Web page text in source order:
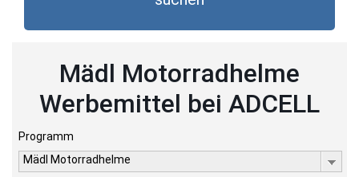
Mädl Motorradhelme
Werbemittel bei ADCELL
Programm
Mädl Motorradhelme